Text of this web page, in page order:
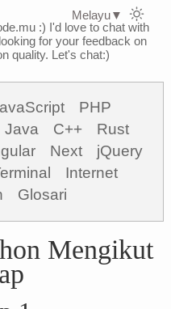
:) I'd love to chat with
for your feedback on
quality. Let's chat:)
PHP
Java C++
Rust
Next
jQuery
Internet
Glosari
Mengikut
Melayu▼